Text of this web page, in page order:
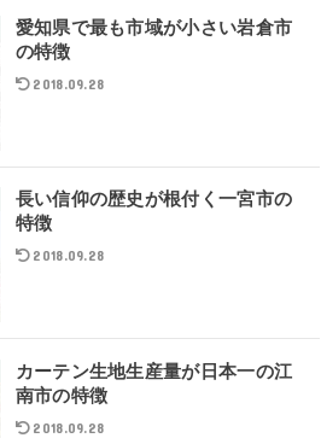
愛知県で最も市域が小さい岩倉市
の特徴
2018.09.28
長い信仰の歴史が根付く一宮市の
特徴
2018.09.28
カーテン生地生産量が日本一の江
南市の特徴
2018.09.28